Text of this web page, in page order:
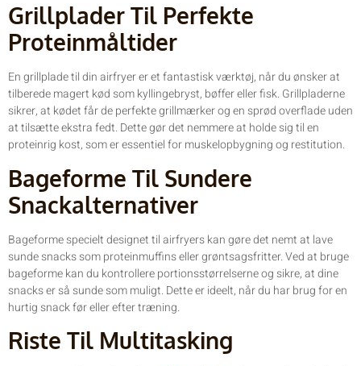
Grillplader Til Perfekte
Proteinmåltider
En grillplade til din airfryer er et fantastisk værktøj, når du ønsker at
tilberede magert kød som kyllingebryst, bøffer eller fisk. Grillpladerne
sikrer, at kødet får de perfekte grillmærker og en sprød overflade uden
at tilsætte ekstra fedt. Dette gør det nemmere at holde sig til en
proteinrig kost, som er essentiel for muskelopbygning og restitution.
Bageforme Til Sundere
Snackalternativer
Bageforme specielt designet til airfryers kan gøre det nemt at lave
sunde snacks som proteinmuffins eller grøntsagsfritter. Ved at bruge
bageforme kan du kontrollere portionsstørrelserne og sikre, at dine
snacks er så sunde som muligt. Dette er ideelt, når du har brug for en
hurtig snack før eller efter træning.
Riste Til Multitasking